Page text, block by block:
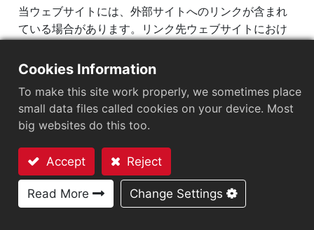
当ウェブサイトには、外部サイトへのリンクが含まれ
ている場合があります。リンク先ウェブサイトにおけ
ェブサイト運営者のプライバシーポリシーまたは関連
になる前に、それらの規定をご確認いただき、ご利用
の可否をご判断ください。なお、本ポリシーは当ウェ
ブサイト以外のリンク先ウェブサイトには適用され
ず、当社はそれらのウェブサイトについていかなる推
奨または保証も行いません。
個人情報の収集、処理および利用
お問い合わせ
Cookies Information
To make this site work properly, we sometimes place
small data files called cookies on your device. Most
big websites do this too.
Accept Reject
Read More Change Settings